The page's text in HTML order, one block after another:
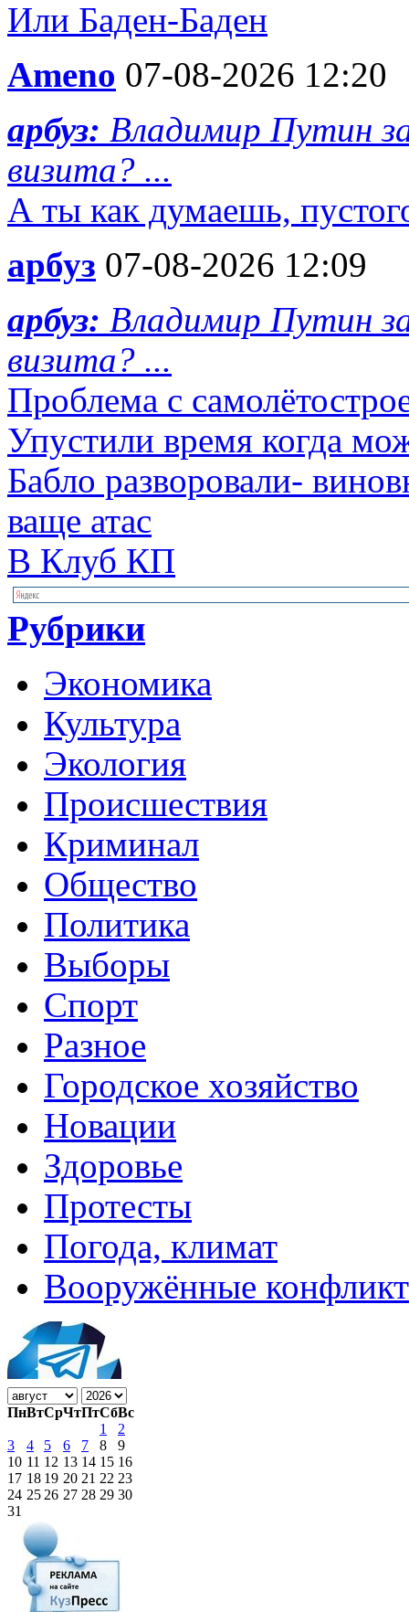
Или Баден-Баден
Ameno 07-08-2026 12:20
арбуз: Владимир Путин
визита? ...
А ты как думаешь,
арбуз 07-08-2026 12:09
арбуз: Владимир Путин
визита? ...
Проблема с
Упустили время когда
Бабло разворовали-
ваще атас
В Клуб КП
Рубрики
Экономика
Культура
Экология
Происшествия
Криминал
Общество
Политика
Выборы
Спорт
Разное
Городское хозяйство
Новации
Здоровье
Протесты
Погода, климат
Вооружённые
ПнВтСрЧтПтСбВс
1
2
3
4 5 6 7 8
9
10 11 12 13 14 15 16
17 18 19 20 21 22 23
24 25 26 27 28 29 30
31